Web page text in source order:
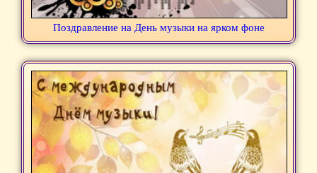
Поздравление на День музыки на ярком фоне